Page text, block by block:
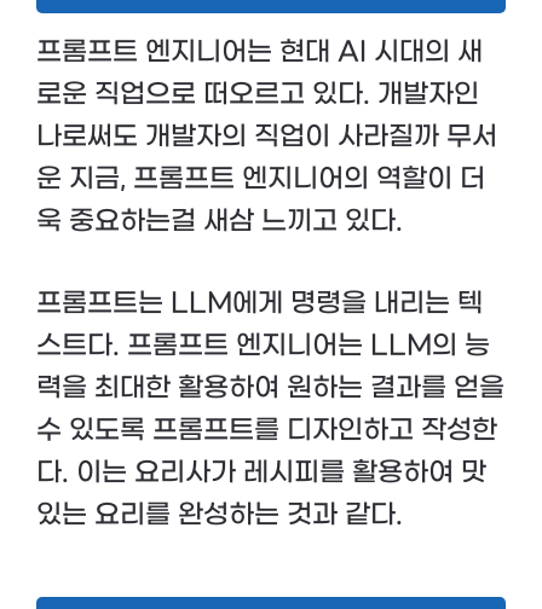
프롬프트 엔지니어는 현대 AI 시대의 새
로운 직업으로 떠오르고 있다. 개발자인
나로써도 개발자의 직업이 사라질까 무서
운 지금, 프롬프트 엔지니어의 역할이 더
욱 중요하는걸 새삼 느끼고 있다.
프롬프트는 LLM에게 명령을 내리는 텍
스트다. 프롬프트 엔지니어는 LLM의 능
력을 최대한 활용하여 원하는 결과를 얻을
수 있도록 프롬프트를 디자인하고 작성한
다. 이는 요리사가 레시피를 활용하여 맛
있는 요리를 완성하는 것과 같다.